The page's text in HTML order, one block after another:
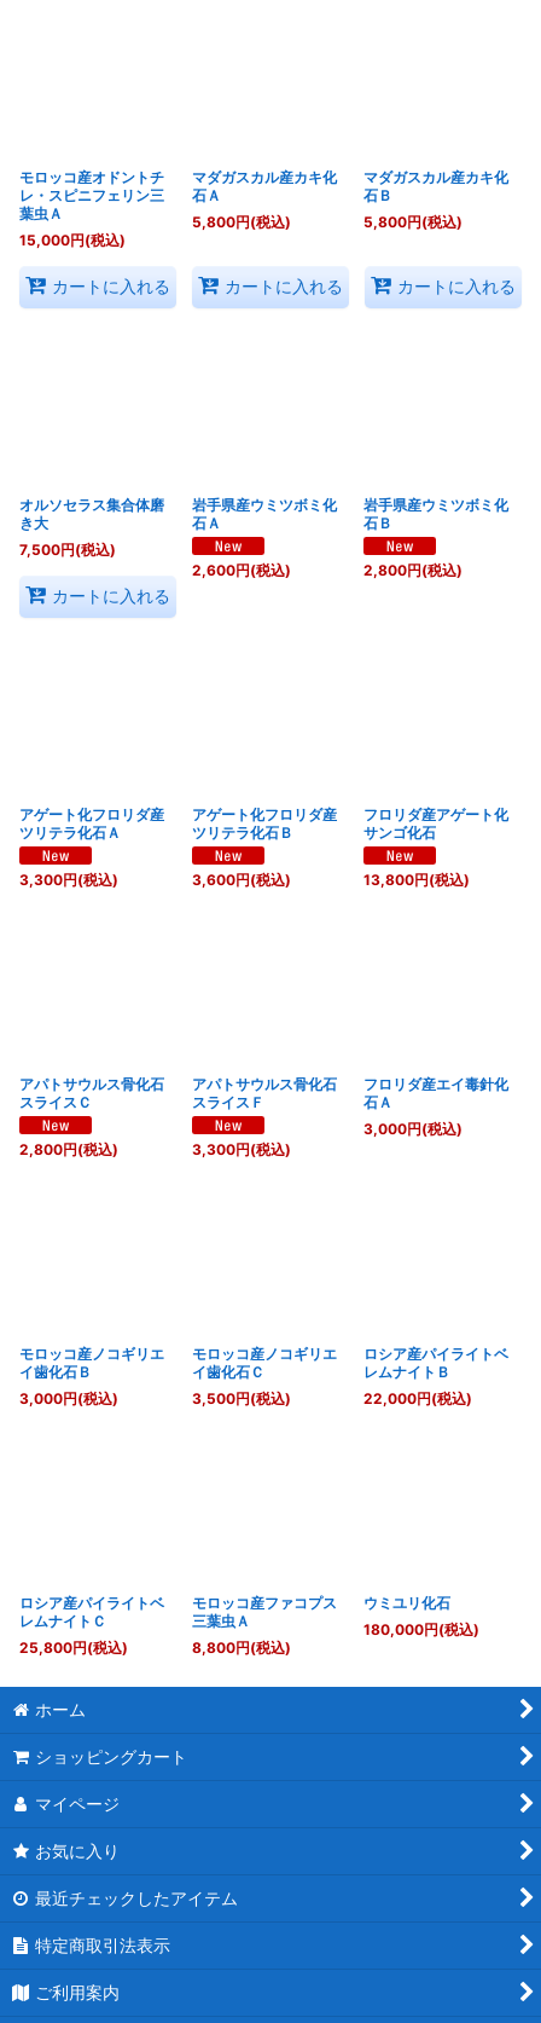
モロッコ産オドントチ
レ・スピニフェリン三
葉虫Ａ
15,000円(税込)
カートに入れる
マダガスカル産カキ化
石Ａ
5,800円(税込)
カートに入れる
マダガスカル産カキ化
石Ｂ
5,800円(税込)
カートに入れる
オルソセラス集合体磨
き大
7,500円(税込)
カートに入れる
岩手県産ウミツボミ化
石Ａ
2,600円(税込)
岩手県産ウミツボミ化
石Ｂ
2,800円(税込)
アゲート化フロリダ産
ツリテラ化石Ａ
3,300円(税込)
アゲート化フロリダ産
ツリテラ化石Ｂ
3,600円(税込)
フロリダ産アゲート化
サンゴ化石
13,800円(税込)
アパトサウルス骨化石
スライスＣ
2,800円(税込)
アパトサウルス骨化石
スライスＦ
3,300円(税込)
フロリダ産エイ毒針化
石Ａ
3,000円(税込)
モロッコ産ノコギリエ
イ歯化石Ｂ
3,000円(税込)
モロッコ産ノコギリエ
イ歯化石Ｃ
3,500円(税込)
ロシア産パイライトベ
レムナイトＢ
22,000円(税込)
ロシア産パイライトベ
レムナイトＣ
25,800円(税込)
モロッコ産ファコプス
三葉虫Ａ
8,800円(税込)
ウミユリ化石
180,000円(税込)
ホーム
ショッピングカート
マイページ
お気に入り
最近チェックしたアイテム
特定商取引法表示
ご利用案内